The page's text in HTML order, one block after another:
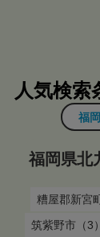
人気検索
福
福岡県北
糟屋郡新宮
筑紫野市（3）